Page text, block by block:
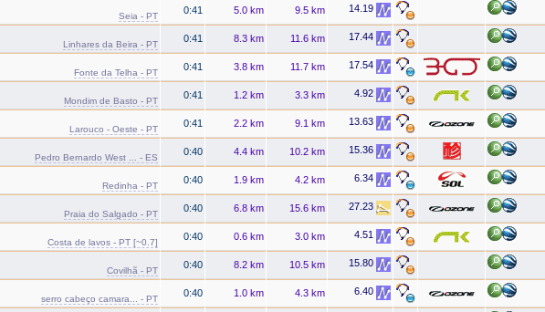
Seia - PT
0:41 5.0 km 9.5 km 14.19
Linhares da Beira - PT
0:41 8.3 km 11.6 km 17.44
Fonte da Telha - PT
0:41 3.8 km 11.7 km 17.54
Mondim de Basto - PT
0:41 1.2 km 3.3 km 4.92
Larouco - Oeste - PT
0:41 2.2 km 9.1 km 13.63
Pedro Bernardo West ... - ES
0:40 4.4 km 10.2 km 15.36
Redinha - PT
0:40 1.9 km 4.2 km 6.34
Praia do Salgado - PT
0:40 6.8 km 15.6 km 27.23
Costa de lavos - PT [~0.7]
0:40 0.6 km 3.0 km 4.51
Covilhã - PT
0:40 8.2 km 10.5 km 15.80
serro cabeço camara... - PT
0:40 1.0 km 4.3 km 6.40